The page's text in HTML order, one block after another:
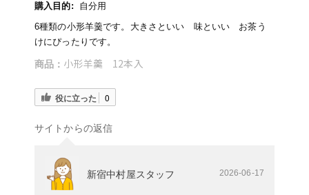
購入目的:
自分用
6種類の小形羊羹です。大きさといい 味といい お茶う
けにぴったりです。
商品： 小形羊羹 12本入
役に立った 0
サイトからの返信
新宿中村屋スタッフ 2026-06-17